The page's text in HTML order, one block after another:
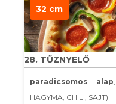
32 cm
28. TŰZNYELŐ
paradicsomos alap
HAGYMA, CHILI, SAJT)